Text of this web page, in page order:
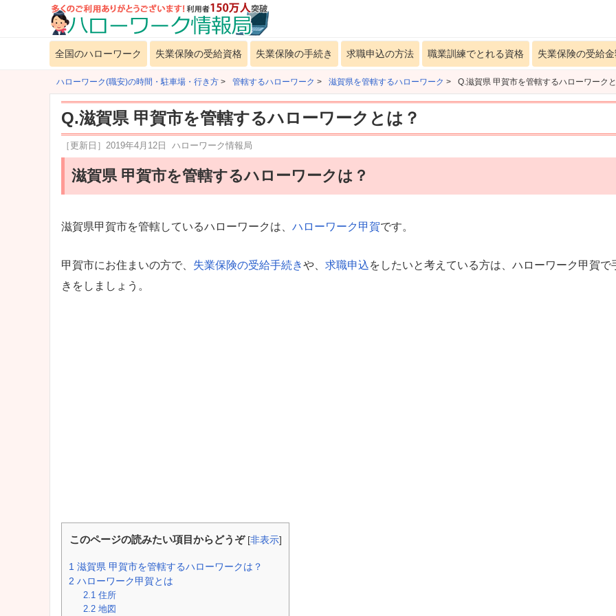
全国のハローワーク 失業保険の受給資格 失業保険の手続き 求職申込の方法 職業訓練でとれる資格 失業保険の受給
ハローワーク(職安)の時間・駐車場・行き方 > 管轄するハローワーク > 滋賀県を管轄するハローワーク > Q.滋賀県 甲賀市を管轄するハローワーク
Q.滋賀県 甲賀市を管轄するハローワークとは？
［更新日］ 2019年4月12日 ハローワーク情報局
滋賀県 甲賀市を管轄するハローワークは？
滋賀県甲賀市を管轄しているハローワークは、 ハローワーク甲賀です。
甲賀市にお住まいの方で、 失業保険の受給手続きや、 求職申込をしたいと考えている方は、ハローワーク甲賀で
きをしましょう。
このページの読みたい項目からどうぞ [非表示]
1 滋賀県 甲賀市を管轄するハローワークは？
2 ハローワーク甲賀とは
2.1 住所
2.2 地図